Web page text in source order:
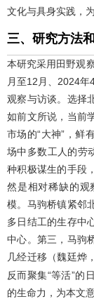
文化与具身实践，
三、研究方法
本研究采用田野观
月至12月、2024
观察与访谈。选择
如前文所说，当前
市场的“大神”，鲜
场中多数工人的劳
种积极谋生的手段
然是相对稀缺的观
模。马驹桥镇紧邻
多日结工的生存中
中心。第三，马驹
几经迁移（魏廷烨，
反而聚集“等活”的
的生命力，为本文